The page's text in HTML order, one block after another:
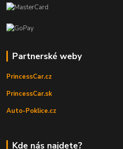
Partnerské weby
PrincessCar.cz
PrincessCar.sk
Auto-Poklice.cz
Kde nás najdete?